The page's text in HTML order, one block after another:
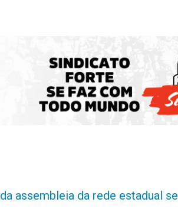
assembleia da rede estadual